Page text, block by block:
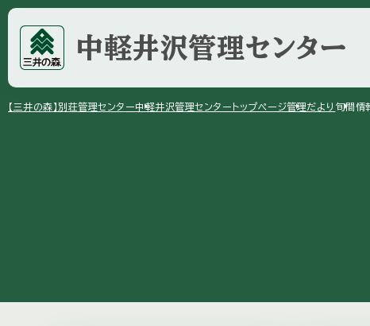
中軽井沢管理センター
【三井の森】 別荘管理センター arrow_right
中軽井沢管理センター トップページ arrow_right
管理だより arrow_right
旬間情